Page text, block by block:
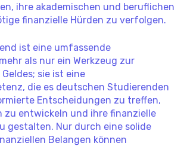
ihre akademischen und beruflichen
finanzielle Hürden zu verfolgen.
ist eine umfassende
mehr als nur ein Werkzeug zur
sie ist eine
die es deutschen Studierenden
Entscheidungen zu treffen,
zu entwickeln und ihre finanzielle
gestalten. Nur durch eine solide
Belangen können